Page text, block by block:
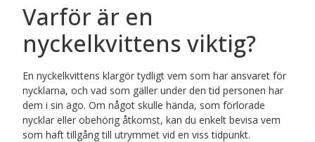
Varför är en
nyckelkvittens viktig?
En nyckelkvittens klargör tydligt vem som har ansvaret för
nycklarna, och vad som gäller under den tid personen har
dem i sin ägo. Om något skulle hända, som förlorade
nycklar eller obehörig åtkomst, kan du enkelt bevisa vem
som haft tillgång till utrymmet vid en viss tidpunkt.